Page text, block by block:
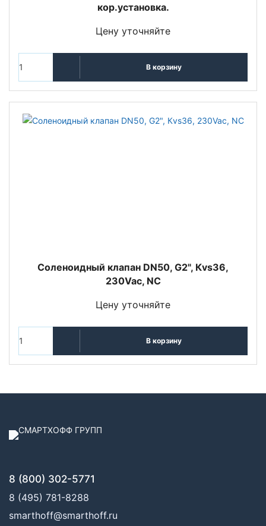
кор.установка.
Цену уточняйте
В корзину
Соленоидный клапан DN50, G2", Кvs36,
230Vac, NC
Цену уточняйте
В корзину
8 (800) 302-5771
8 (495) 781-8288
smarthoff@smarthoff.ru